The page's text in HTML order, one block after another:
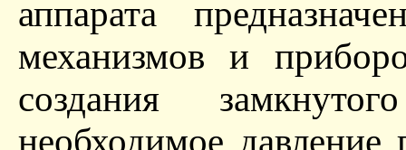
аппарата
механизмов и
создания
необходимое